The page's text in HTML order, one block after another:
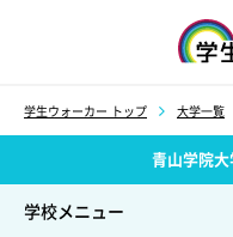
学生ウォーカー トップ 大学一覧
青山学院大
学校メニュー